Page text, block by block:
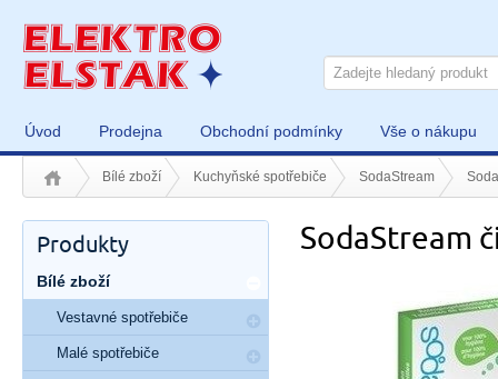
Úvod Prodejna Obchodní podmínky Vše o nákupu
Bílé zboží Kuchyňské spotřebiče SodaStream
SodaStream
Produkty
Bílé zboží
Vestavné spotřebiče
Malé spotřebiče